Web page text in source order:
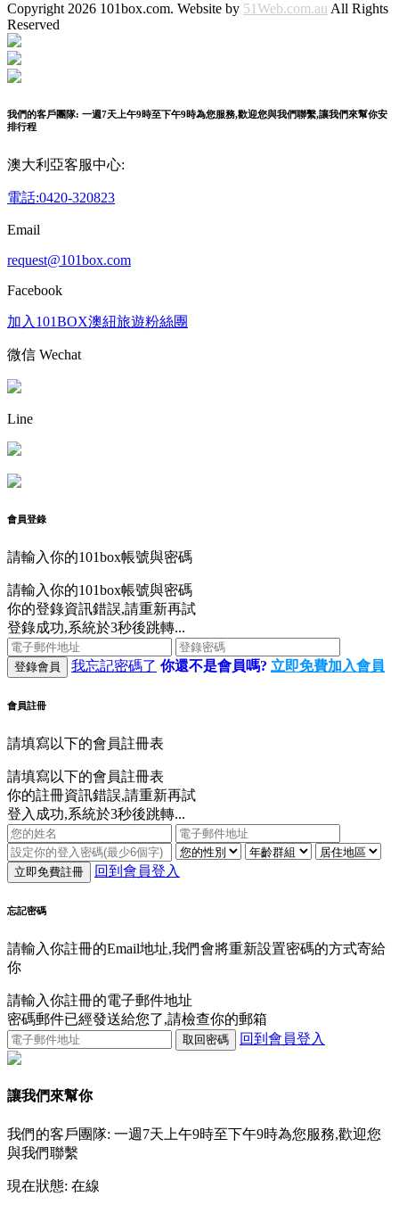
Copyright 2026 101box.com. Website by 51Web.com.au All Rights
Reserved
我們的客戶團隊: 一週7天上午9時至下午9時為您服務,歡迎您與我們聯繫,讓我們來幫你安
排行程
澳大利亞客服中心:
電話:0420-320823
Email
request@101box.com
Facebook
加入101BOX澳紐旅遊粉絲團
微信 Wechat
Line
會員登錄
請輸入你的101box帳號與密碼
請輸入你的101box帳號與密碼
你的登錄資訊錯誤,請重新再試
登錄成功,系統於3秒後跳轉...
登錄會員 我忘記密碼了 你還不是會員嗎? 立即免費加入會員
會員註冊
請填寫以下的會員註冊表
請填寫以下的會員註冊表
你的註冊資訊錯誤,請重新再試
登入成功,系統於3秒後跳轉...
立即免費註冊 回到會員登入
忘記密碼
請輸入你註冊的Email地址,我們會將重新設置密碼的方式寄給
你
請輸入你註冊的電子郵件地址
密碼郵件已經發送給您了,請檢查你的郵箱
取回密碼 回到會員登入
讓我們來幫你
我們的客戶團隊: 一週7天上午9時至下午9時為您服務,歡迎您
與我們聯繫
現在狀態: 在線